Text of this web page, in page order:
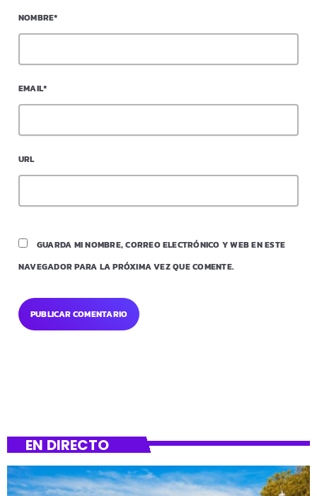
NOMBRE*
EMAIL*
URL
GUARDA MI NOMBRE, CORREO ELECTRÓNICO Y WEB EN ESTE
NAVEGADOR PARA LA PRÓXIMA VEZ QUE COMENTE.
EN DIRECTO